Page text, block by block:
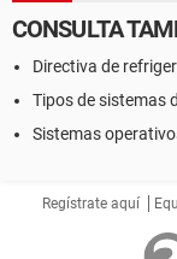
CONSULTA
Directiva de
Tipos de sistemas
Sistemas
Regístrate aquí